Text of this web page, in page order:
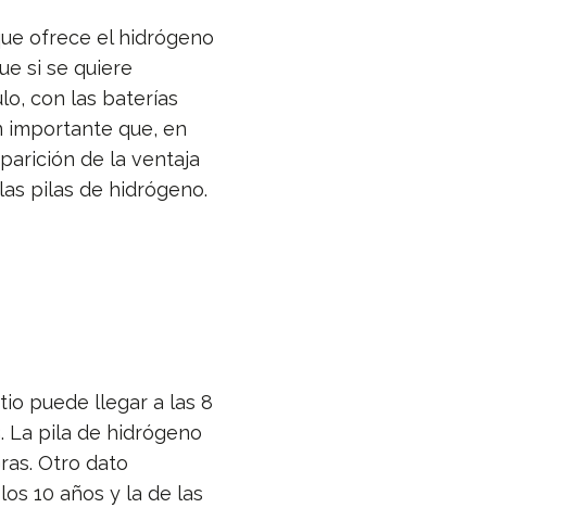
ofrece el hidrógeno
si se quiere
con las baterías
importante que, en
de la ventaja
pilas de hidrógeno.
puede llegar a las 8
La pila de hidrógeno
Otro dato
10 años y la de las